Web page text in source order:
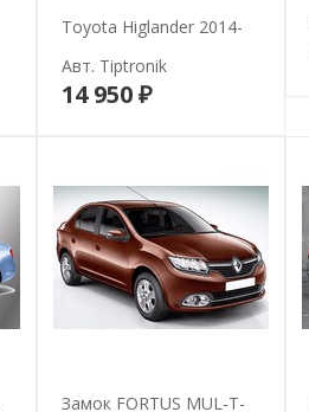
Toyota Higlander 2014-
Авт. Tiptronik
14 950 ₽В корзину
Замок FORTUS MUL-T-